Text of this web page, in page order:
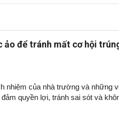
ảo để tránh mất cơ hội
nhiệm của nhà trường và những
quyền lợi, tránh sai sót và